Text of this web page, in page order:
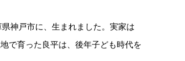
神戸市に、生まれました。実家は
で育った良平は、後年子ども時代を